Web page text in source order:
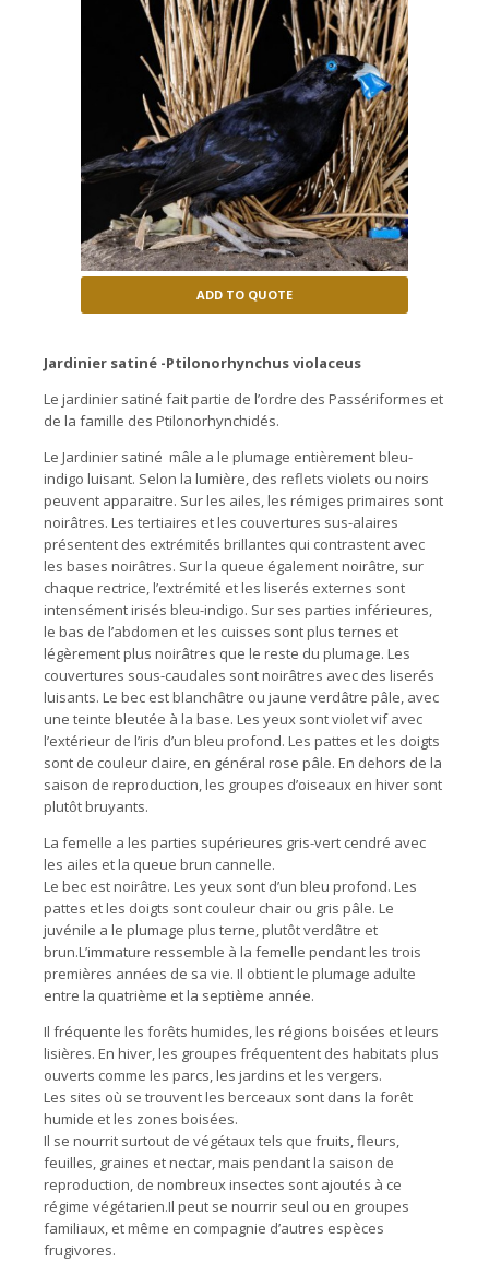
ADD TO QUOTE
Jardinier satiné -Ptilonorhynchus violaceus
Le jardinier satiné fait partie de l’ordre des Passériformes et
de la famille des Ptilonorhynchidés.
Le Jardinier satiné mâle a le plumage entièrement bleu-
indigo luisant. Selon la lumière, des reflets violets ou noirs
peuvent apparaitre. Sur les ailes, les rémiges primaires sont
noirâtres. Les tertiaires et les couvertures sus-alaires
présentent des extrémités brillantes qui contrastent avec
les bases noirâtres. Sur la queue également noirâtre, sur
chaque rectrice, l’extrémité et les liserés externes sont
intensément irisés bleu-indigo. Sur ses parties inférieures,
le bas de l’abdomen et les cuisses sont plus ternes et
légèrement plus noirâtres que le reste du plumage. Les
couvertures sous-caudales sont noirâtres avec des liserés
luisants. Le bec est blanchâtre ou jaune verdâtre pâle, avec
une teinte bleutée à la base. Les yeux sont violet vif avec
l’extérieur de l’iris d’un bleu profond. Les pattes et les doigts
sont de couleur claire, en général rose pâle. En dehors de la
saison de reproduction, les groupes d’oiseaux en hiver sont
plutôt bruyants.
La femelle a les parties supérieures gris-vert cendré avec
les ailes et la queue brun cannelle.
Le bec est noirâtre. Les yeux sont d’un bleu profond. Les
pattes et les doigts sont couleur chair ou gris pâle. Le
juvénile a le plumage plus terne, plutôt verdâtre et
brun.L’immature ressemble à la femelle pendant les trois
premières années de sa vie. Il obtient le plumage adulte
entre la quatrième et la septième année.
Il fréquente les forêts humides, les régions boisées et leurs
lisières. En hiver, les groupes fréquentent des habitats plus
ouverts comme les parcs, les jardins et les vergers.
Les sites où se trouvent les berceaux sont dans la forêt
humide et les zones boisées.
Il se nourrit surtout de végétaux tels que fruits, fleurs,
feuilles, graines et nectar, mais pendant la saison de
reproduction, de nombreux insectes sont ajoutés à ce
régime végétarien.Il peut se nourrir seul ou en groupes
familiaux, et même en compagnie d’autres espèces
frugivores.